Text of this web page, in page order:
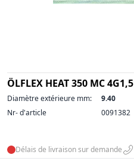
ÖLFLEX HEAT 350 MC 4G1,5
Diamètre extérieure mm:
9.40
Nr- d'article
0091382
Délais de livraison sur demande